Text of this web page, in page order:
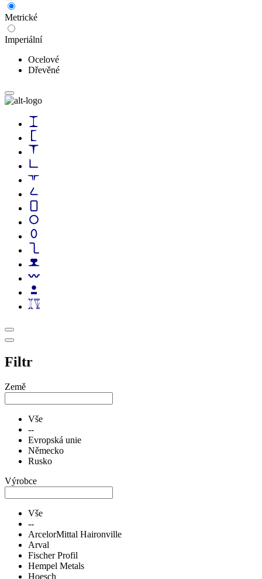
Metrické
Imperiální
Ocelové
Dřevěné
Filtr
Země
Vše
--
Evropská unie
Německo
Rusko
Výrobce
Vše
--
ArcelorMittal Haironville
Arval
Fischer Profil
Hempel Metals
Hoesch